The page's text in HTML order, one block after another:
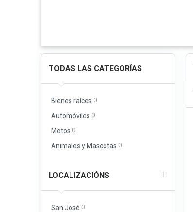
TODAS LAS CATEGORÍAS
Bienes raíces 0
Automóviles 0
Motos 0
Animales y Mascotas 0
LOCALIZACIÓNS
San José 0